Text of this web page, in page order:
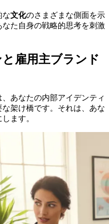
な文化のさまざまな側面を示
た自身の戦略的思考を刺激
雇用主ブランド
、あなたの内部アイデンティ
架け橋です。それは、あな
ます。